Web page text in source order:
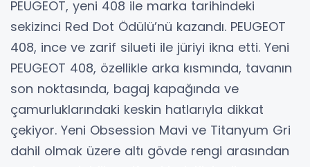
PEUGEOT, yeni 408 ile marka tarihindeki
sekizinci Red Dot Ödülü’nü kazandı. PEUGEOT
408, ince ve zarif silueti ile jüriyi ikna etti. Yeni
PEUGEOT 408, özellikle arka kısmında, tavanın
son noktasında, bagaj kapağında ve
çamurluklarındaki keskin hatlarıyla dikkat
çekiyor. Yeni Obsession Mavi ve Titanyum Gri
dahil olmak üzere altı gövde rengi arasından